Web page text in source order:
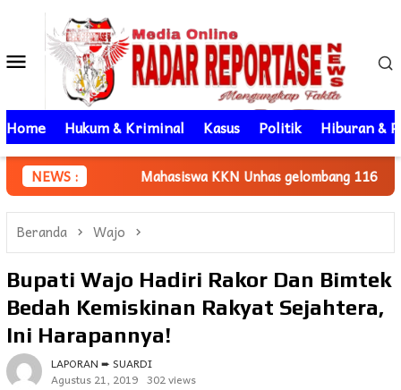
kontenMenu
Mobile
Home Hukum & Kriminal Kasus Politik Hiburan &
NEWS :
Mahasiswa KKN Unhas gelombang 116 Dampingi UMKM
Beranda Wajo
Bupati Wajo Hadiri Rakor Dan Bimtek
Bedah Kemiskinan Rakyat Sejahtera,
Ini Harapannya!
LAPORAN ➨ SUARDI
Agustus 21, 2019 302 views